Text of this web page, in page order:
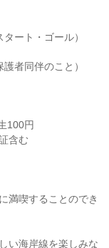
ート・ゴール）
者同伴のこと）
100円
含む
満喫することのでき
い海岸線を楽しみな